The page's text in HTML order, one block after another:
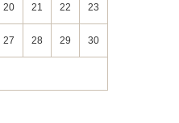
20 21 22 23
27 28 29 30